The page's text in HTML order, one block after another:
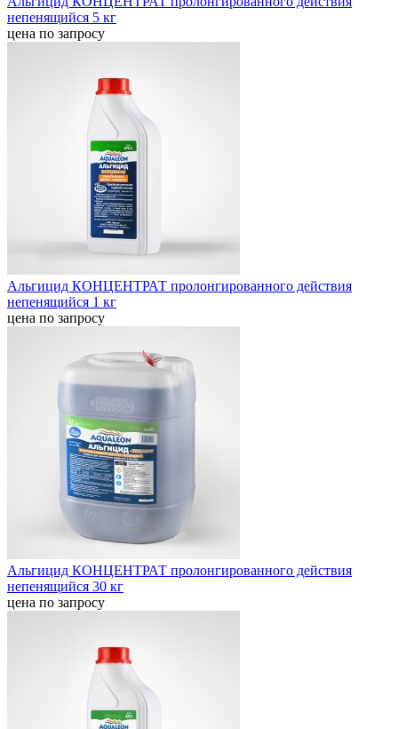
непенящийся 5 кг
цена по запросу
Альгицид КОНЦЕНТРАТ пролонгированного действия
непенящийся 1 кг
цена по запросу
Альгицид КОНЦЕНТРАТ пролонгированного действия
непенящийся 30 кг
цена по запросу